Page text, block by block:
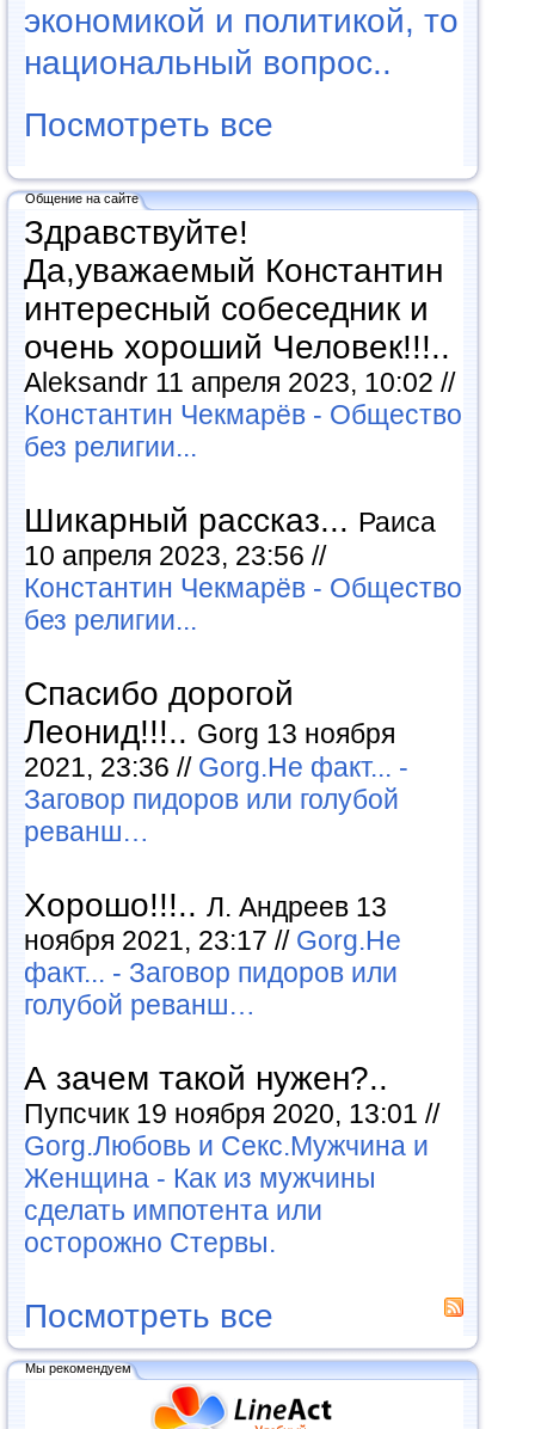
экономикой и политикой, то
национальный вопрос..
Посмотреть все
Общение на сайте
Здравствуйте!
Да,уважаемый Константин
интересный собеседник и
очень хороший Человек!!!..
Aleksandr 11 апреля 2023, 10:02 //
Константин Чекмарёв - Общество
без религии...
Шикарный рассказ... Раиса
10 апреля 2023, 23:56 //
Константин Чекмарёв - Общество
без религии...
Спасибо дорогой
Леонид!!!.. Gorg 13 ноября
2021, 23:36 // Gorg.Не факт... -
Заговор пидоров или голубой
реванш…
Хорошо!!!.. Л. Андреев 13
ноября 2021, 23:17 // Gorg.Не
факт... - Заговор пидоров или
голубой реванш…
А зачем такой нужен?..
Пупсчик 19 ноября 2020, 13:01 //
Gorg.Любовь и Секс.Мужчина и
Женщина - Как из мужчины
сделать импотента или
осторожно Стервы.
Посмотреть все
Мы рекомендуем